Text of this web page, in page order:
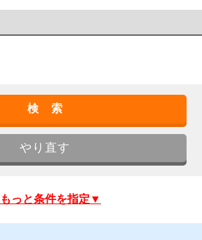
っと条件を指定▼